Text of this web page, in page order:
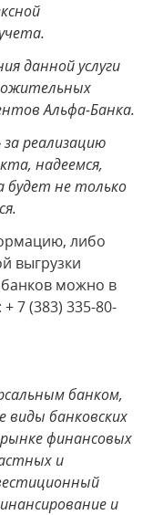
данной услуги
Альфа-Банка.
за реализацию
надеемся,
будет не только
либо
выгрузки
банков можно в
7 (383) 335-80-
банком,
банковских
финансовых
и
и